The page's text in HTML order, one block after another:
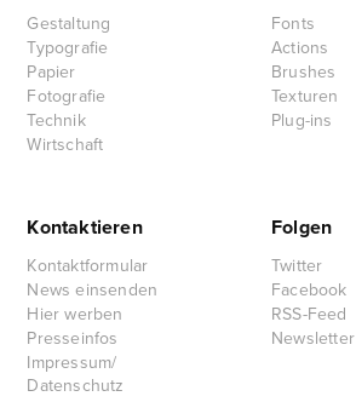
Gestaltung
Typografie
Papier
Fotografie
Technik
Wirtschaft
Fonts
Actions
Brushes
Texturen
Plug-ins
Kontaktieren
Kontaktformular
News einsenden
Hier werben
Presseinfos
Impressum/
Datenschutz
Folgen
Twitter
Facebook
RSS-Feed
Newsletter